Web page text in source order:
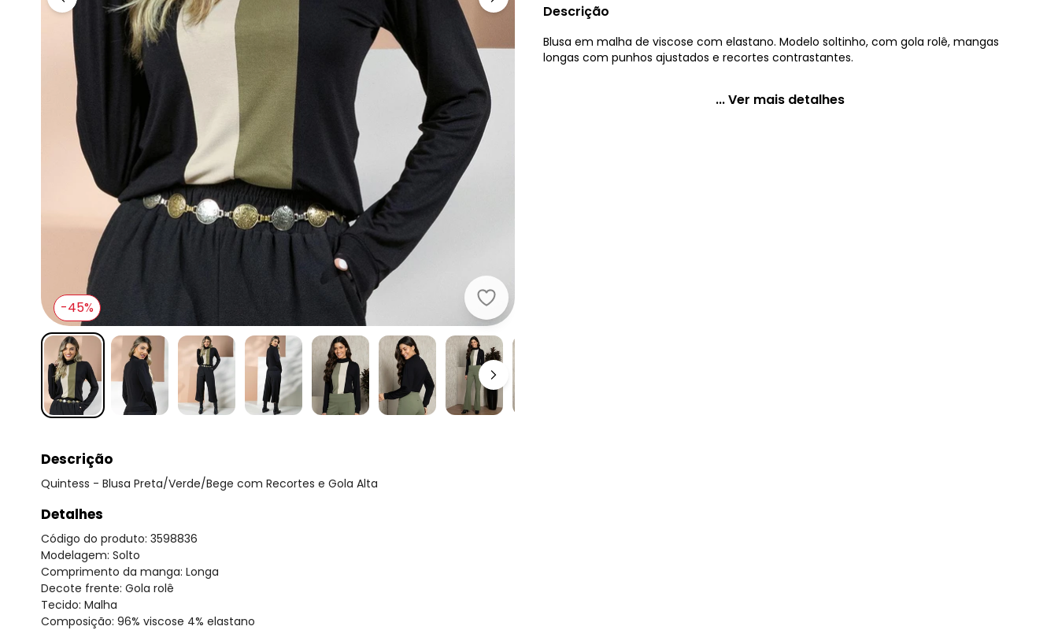
Quintess - Blusa Preta/Verde/Bege com Recortes e Gola Alta
-45%
Descrição
Blusa em malha de viscose com elastano. Modelo soltinho, com gola rolê, mangas
longas com punhos ajustados e recortes contrastantes.
... Ver mais detalhes
Descrição
Quintess - Blusa Preta/Verde/Bege com Recortes e Gola Alta
Detalhes
Código do produto: 3598836
Modelagem: Solto
Comprimento da manga: Longa
Decote frente: Gola rolê
Tecido: Malha
Composição: 96% viscose 4% elastano